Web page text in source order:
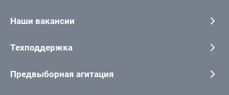
Наши вакансии
Техподдержка
Предвыборная агитация